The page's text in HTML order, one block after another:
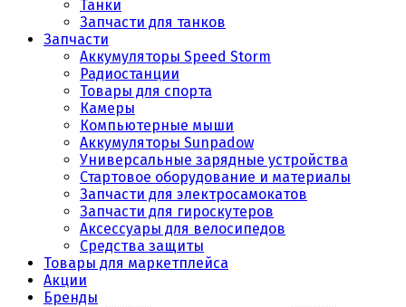
Танки
Запчасти для танков
Запчасти
Аккумуляторы Speed Storm
Радиостанции
Товары для спорта
Камеры
Компьютерные мыши
Аккумуляторы Sunpadow
Универсальные зарядные устройства
Стартовое оборудование и материалы
Запчасти для электросамокатов
Запчасти для гироскутеров
Аксессуары для велосипедов
Средства защиты
Товары для маркетплейса
Акции
Бренды